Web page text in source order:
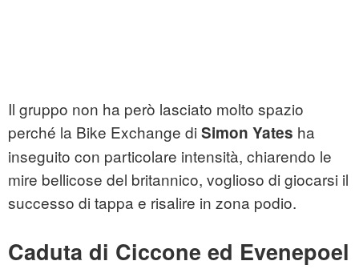
Il gruppo non ha però lasciato molto spazio
perché la Bike Exchange di Simon Yates ha
inseguito con particolare intensità, chiarendo le
mire bellicose del britannico, voglioso di giocarsi il
successo di tappa e risalire in zona podio.
Caduta di Ciccone ed Evenepoel